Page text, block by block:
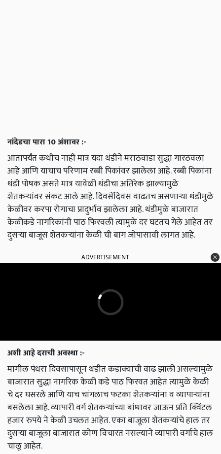
नांदेडचा पारा 10 अंशावर :-
आतापर्यंत कधीच नाही मात्र यंदा थंडीने मराठवाडा सुद्धा गारठवला
आहे आणि याचाच परिणाम रब्बी पिकांवर झालेला आहे. रब्बी पिकांना
थंडी पोषक असते मात्र यावेळी थंडीचा अतिरेक झाल्यामुळे
शेतकऱ्यांवर संकट आले आहे. दिवसेंदिवस वाढतच असणाऱ्या थंडीमुळे
केळीवर करपा रोगाचा प्रादुर्भाव झालेला आहे. थंडीमुळे बाजारात
केळीकडे नागरिकांनी पाठ फिरवली त्यामुळे दर घटतच गेले आहेत तर
दुसऱ्या बाजूस शेतकऱ्यांना केळी ची बाग जोपासावी लागत आहे.
ADVERTISEMENT
अशी आहे दराची अवस्था :-
मागील पंधरा दिवसापासून थंडीत कडाक्याची वाढ झाली असल्यामुळे
बाजारात सुद्धा नागरिक केळी कडे पाठ फिरवत आहेत त्यामुळे केळी
चे दर घसरले आणि याच चांगलाच फटका शेतकऱ्यांना व व्यापाऱ्यांना
बसलेला आहे. व्यापारी वर्ग शेतकऱ्यांच्या बांधावर जाऊन प्रति क्विंटल
हजार रुपये ने केळी उचलत आहेत. एका बाजूला शेतकऱ्यांचे हाल तर
दुसऱ्या बाजूला बाजारात कोण विचारत नसल्याने व्यापारी वर्गाचे हाल
चालू आहेत.